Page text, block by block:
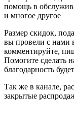
помощь в
и многое другое
Размер скидок,
вы провели с нами
комментируйте,
Помогите сделать
благодарность
Так же в канале,
закрытые